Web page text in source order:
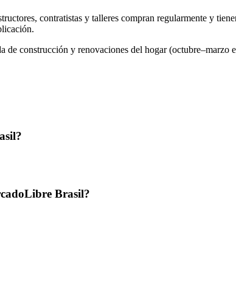
contratistas y talleres compran regularmente y
de construcción y renovaciones del hogar
Brasil?